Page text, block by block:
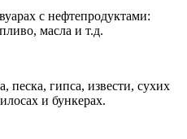
с нефтепродуктами:
масла и т.д.
песка, гипса, извести, сухих
и бункерах.